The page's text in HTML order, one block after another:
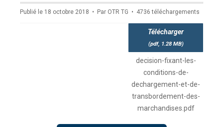
CONTACT
Contactez OTR
Publié le 18 octobre 2018 Par OTR TG 4736 téléchargements
Télécharger
(pdf, 1.28 MB)
decision-fixant-les-
conditions-de-
dechargement-et-de-
transbordement-des-
marchandises.pdf